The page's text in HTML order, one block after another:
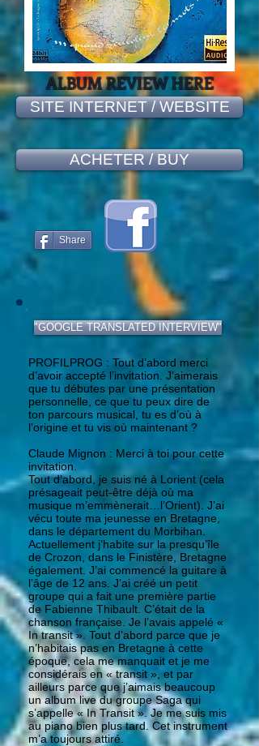
ALBUM REVIEW HERE
SITE INTERNET / WEBSITE
ACHETER / BUY
Share
"GOOGLE TRANSLATED INTERVIEW"
PROFILPROG : Tout d’abord merci
d’avoir accepté l’invitation. J’aimerais
que tu débutes par une présentation
personnelle, ce que tu peux dire de
ton parcours musical, tu es d’où à
l’origine et tu vis où maintenant ?
Claude Mignon : Merci à toi pour cette
invitation.
Tout d’abord, je suis né à Lorient (cela
présageait peut-être déjà où ma
musique m’emmènerait…l’Orient). J’ai
vécu toute ma jeunesse en Bretagne,
dans le département du Morbihan.
Actuellement j’habite sur la presqu’île
de Crozon, dans le Finistère, Bretagne
également. J’ai commencé la guitare à
l’âge de 12 ans. J’ai créé un petit
groupe qui a fait une première partie
de Fabienne Thibault. C’était de la
chanson française. Je l’avais appelé «
In transit ». Tout d’abord parce que je
n’habitais pas en Bretagne à cette
époque, cela me manquait et je me
considérais en « transit », et par
ailleurs parce que j’aimais beaucoup
un album live du groupe Saga qui
s’appelle « In Transit ». Je me suis mis
au piano bien plus tard. Cet instrument
m’a toujours attiré.